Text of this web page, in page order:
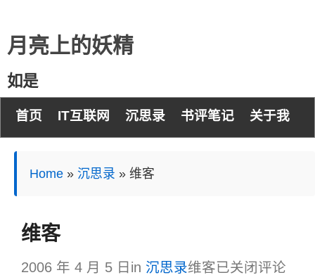
月亮上的妖精
如是
首页 IT互联网 沉思录 书评笔记 关于我
Home» 沉思录 » 维客
维客
2006 年 4 月 5 日 in 沉思录维客已关闭评论